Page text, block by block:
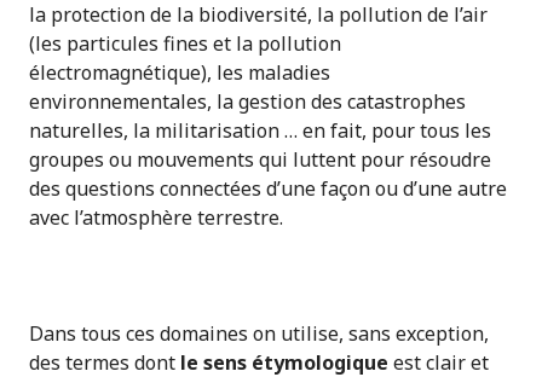
la protection de la biodiversité, la pollution de l’air
(les particules fines et la pollution
électromagnétique), les maladies
environnementales, la gestion des catastrophes
naturelles, la militarisation … en fait, pour tous les
groupes ou mouvements qui luttent pour résoudre
des questions connectées d’une façon ou d’une autre
avec l’atmosphère terrestre.
Dans tous ces domaines on utilise, sans exception,
des termes dont le sens étymologique est clair et